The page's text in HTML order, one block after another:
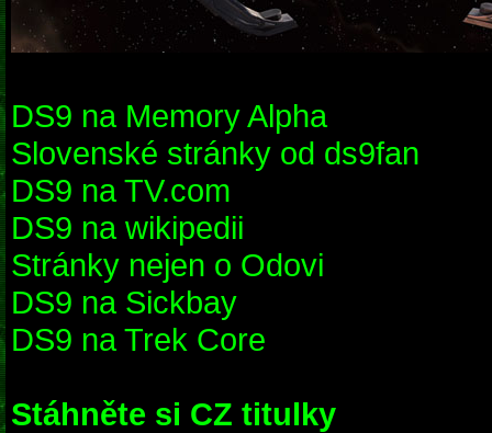
DS9 na Memory Alpha
Slovenské stránky od ds9fan
DS9 na TV.com
DS9 na wikipedii
Stránky nejen o Odovi
DS9 na Sickbay
DS9 na Trek Core
Stáhněte si CZ titulky